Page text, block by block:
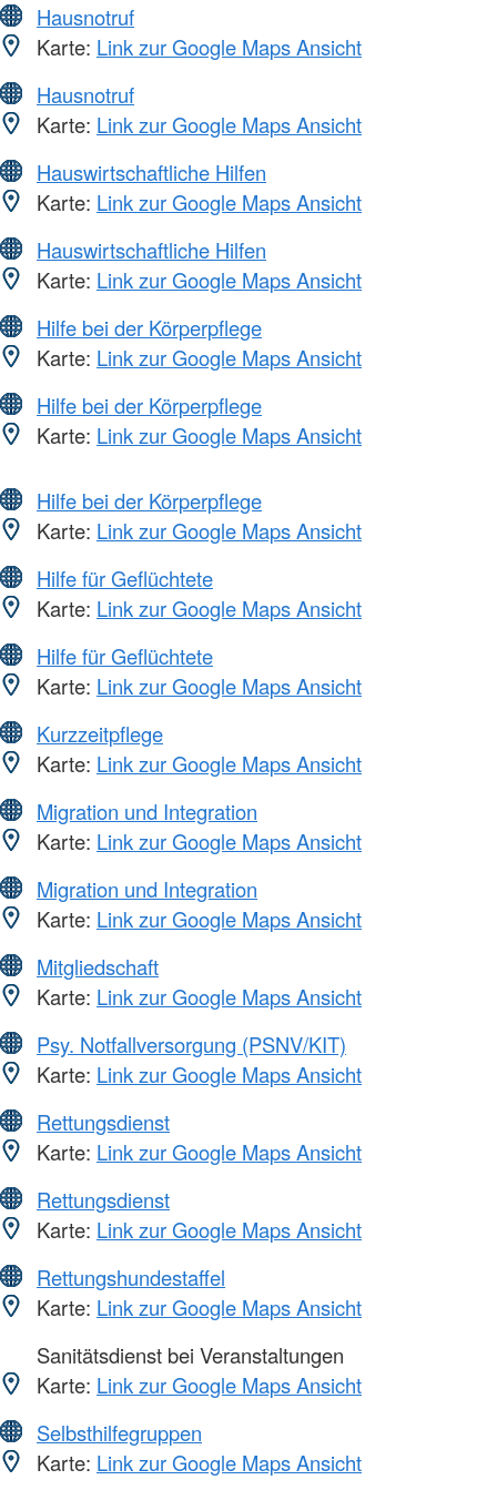
Hausnotruf
Karte: Link zur Google Maps Ansicht
Hausnotruf
Karte: Link zur Google Maps Ansicht
Hauswirtschaftliche Hilfen
Karte: Link zur Google Maps Ansicht
Hauswirtschaftliche Hilfen
Karte: Link zur Google Maps Ansicht
Hilfe bei der Körperpflege
Karte: Link zur Google Maps Ansicht
Hilfe bei der Körperpflege
Karte: Link zur Google Maps Ansicht
Hilfe bei der Körperpflege
Karte: Link zur Google Maps Ansicht
Hilfe für Geflüchtete
Karte: Link zur Google Maps Ansicht
Hilfe für Geflüchtete
Karte: Link zur Google Maps Ansicht
Kurzzeitpflege
Karte: Link zur Google Maps Ansicht
Migration und Integration
Karte: Link zur Google Maps Ansicht
Migration und Integration
Karte: Link zur Google Maps Ansicht
Mitgliedschaft
Karte: Link zur Google Maps Ansicht
Psy. Notfallversorgung (PSNV/KIT)
Karte: Link zur Google Maps Ansicht
Rettungsdienst
Karte: Link zur Google Maps Ansicht
Rettungsdienst
Karte: Link zur Google Maps Ansicht
Rettungshundestaffel
Karte: Link zur Google Maps Ansicht
Sanitätsdienst bei Veranstaltungen
Karte: Link zur Google Maps Ansicht
Selbsthilfegruppen
Karte: Link zur Google Maps Ansicht